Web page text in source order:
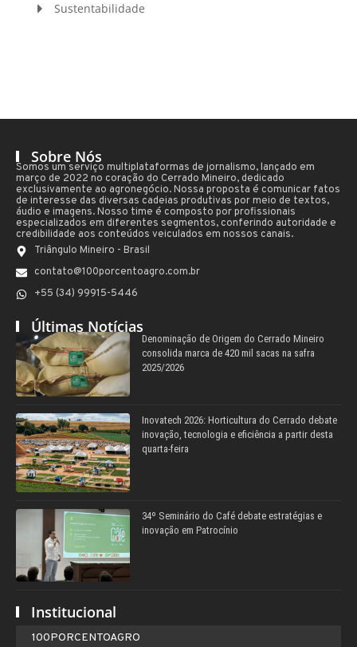
Sustentabilidade
Sobre Nós
Somos um serviço multiplataformas de jornalismo, lançado em
março de 2022 no coração do Cerrado Mineiro, dedicado
exclusivamente ao agronegócio. Nossa proposta é comunicar fatos
de interesse das diversas cadeias produtivas por meio de textos,
áudio e imagens. Nosso time é composto por profissionais
especializados em diferentes segmentos, conferindo autoridade e
credibilidade aos conteúdos veiculados em nossos canais.
Triângulo Mineiro - Brasil
contato@100porcentoagro.com.br
+55 (34) 99915-5446
Últimas Notícias
Denominação de Origem do Cerrado Mineiro
consolida marca de 420 mil sacas na safra
2025/2026
Inovatech 2026: Horticultura do Cerrado debate
inovação, tecnologia e eficiência a partir desta
quarta-feira
34º Seminário do Café debate estratégias e
inovação em Patrocínio
Institucional
100PORCENTOAGRO